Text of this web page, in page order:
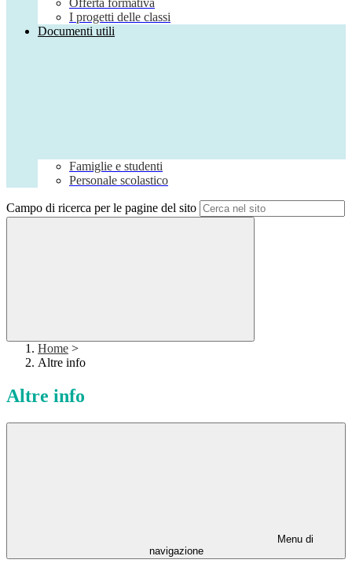
Offerta formativa
I progetti delle classi
Documenti utili
Famiglie e studenti
Personale scolastico
Campo di ricerca per le pagine del sito
Home >
Altre info
Altre info
Menu di
navigazione